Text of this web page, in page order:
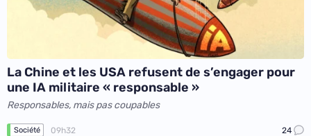
La Chine et les USA refusent de s’engager pour
une IA militaire « responsable »
Responsables, mais pas coupables
Société 09h32 24